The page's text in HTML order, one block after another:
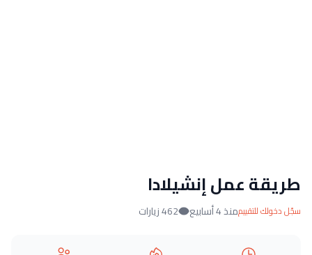
طريقة عمل إنشيلادا
سجّل دخولك للتقييممنذ 4 أسابيع 462 زيارات